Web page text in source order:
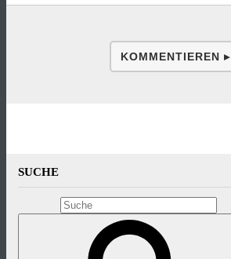
KOMMENTIEREN ▸
SUCHE